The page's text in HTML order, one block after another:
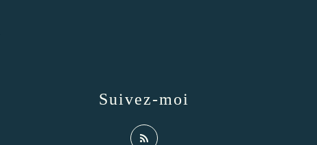
Suivez-moi